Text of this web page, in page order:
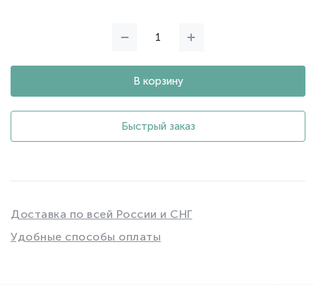
В корзину
Быстрый заказ
Доставка по всей России и СНГ
Удобные способы оплаты